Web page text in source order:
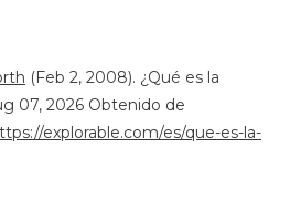
(Feb 2, 2008). ¿Qué es la
07, 2026 Obtenido de
explorable.com/es/que-es-la-